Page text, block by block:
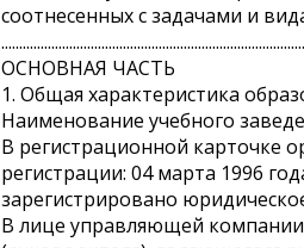
соотнесенных с задачами и
ОСНОВНАЯ ЧАСТЬ
1. Общая характеристика
Наименование учебного
В регистрационной карточке
регистрации: 04 марта 1996
зарегистрировано
В лице управляющей компании